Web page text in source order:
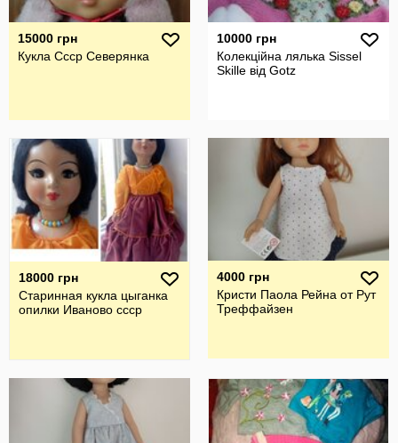
15000 грн
Кукла Ссср Северянка
10000 грн
Колекційна лялька Sissel
Skille від Gotz
18000 грн
Старинная кукла цыганка
опилки Иваново ссср
4000 грн
Кристи Паола Рейна от Рут
Треффайзен